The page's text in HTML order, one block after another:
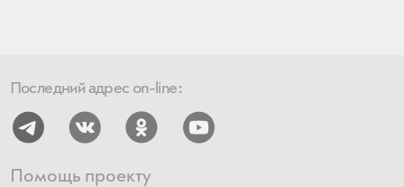
Последний адрес on-line:
Помощь проекту